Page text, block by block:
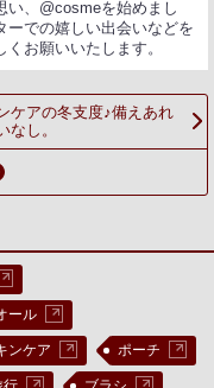
い、@cosmeを始めまし
ーでの嬉しい出会いなどを
お願いいたします。
ケアの冬支度♪備えあれ
なし。
ール
ンケア ポーチ